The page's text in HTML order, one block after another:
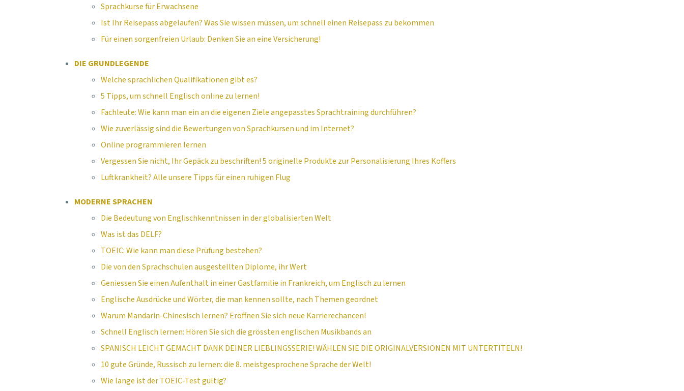
Sprachkurse für Erwachsene
Ist Ihr Reisepass abgelaufen? Was Sie wissen müssen, um schnell einen Reisepass zu bekommen
Für einen sorgenfreien Urlaub: Denken Sie an eine Versicherung!
DIE GRUNDLEGENDE
Welche sprachlichen Qualifikationen gibt es?
5 Tipps, um schnell Englisch online zu lernen!
Fachleute: Wie kann man ein an die eigenen Ziele angepasstes Sprachtraining durchführen?
Wie zuverlässig sind die Bewertungen von Sprachkursen und im Internet?
Online programmieren lernen
Vergessen Sie nicht, Ihr Gepäck zu beschriften! 5 originelle Produkte zur Personalisierung Ihres Koffers
Luftkrankheit? Alle unsere Tipps für einen ruhigen Flug
MODERNE SPRACHEN
Die Bedeutung von Englischkenntnissen in der globalisierten Welt
Was ist das DELF?
TOEIC: Wie kann man diese Prüfung bestehen?
Die von den Sprachschulen ausgestellten Diplome, ihr Wert
Geniessen Sie einen Aufenthalt in einer Gastfamilie in Frankreich, um Englisch zu lernen
Englische Ausdrücke und Wörter, die man kennen sollte, nach Themen geordnet
Warum Mandarin-Chinesisch lernen? Eröffnen Sie sich neue Karrierechancen!
Schnell Englisch lernen: Hören Sie sich die grössten englischen Musikbands an
SPANISCH LEICHT GEMACHT DANK DEINER LIEBLINGSSERIE! WÄHLEN SIE DIE ORIGINALVERSIONEN MIT UNTERTITELN!
10 gute Gründe, Russisch zu lernen: die 8. meistgesprochene Sprache der Welt!
Wie lange ist der TOEIC-Test gültig?